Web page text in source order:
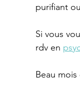
purifiant
Si vous
rdv en
Beau mois